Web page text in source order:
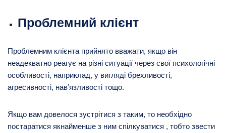
Проблемний клієнт
Проблемним клієнта прийнято вважати, якщо він
неадекватно реагує на різні ситуації через свої психологічні
особливості, наприклад, у вигляді брехливості,
агресивності, нав’язливості тощо.
Якщо вам довелося зустрітися з таким, то необхідно
постаратися якнайменше з ним спілкуватися , тобто звести